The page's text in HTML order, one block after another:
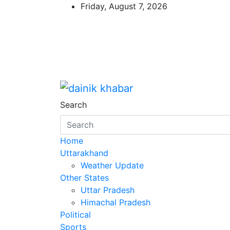
Friday, August 7, 2026
Dainikkhabar.in –
Search
Home
Uttarakhand
Weather Update
Other States
Uttar Pradesh
Himachal Pradesh
Political
Sports